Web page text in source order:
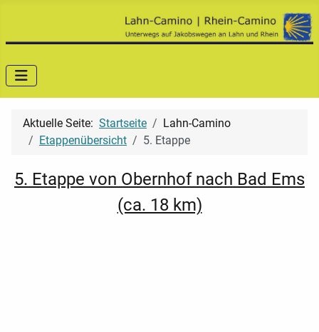
Aktuelle Seite: Startseite
Lahn-Camino
Etappenübersicht
5. Etappe
5. Etappe von Obernhof nach Bad Ems
(ca. 18 km)